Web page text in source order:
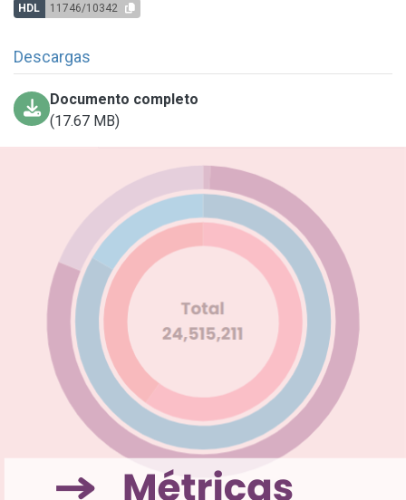
HDL 11746/10342
Descargas
Documento completo
(17.67 MB)